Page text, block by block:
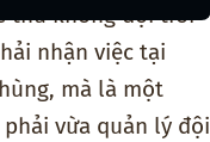
thù không đội trời
nhận việc tại
mà là một
vừa quản lý đội